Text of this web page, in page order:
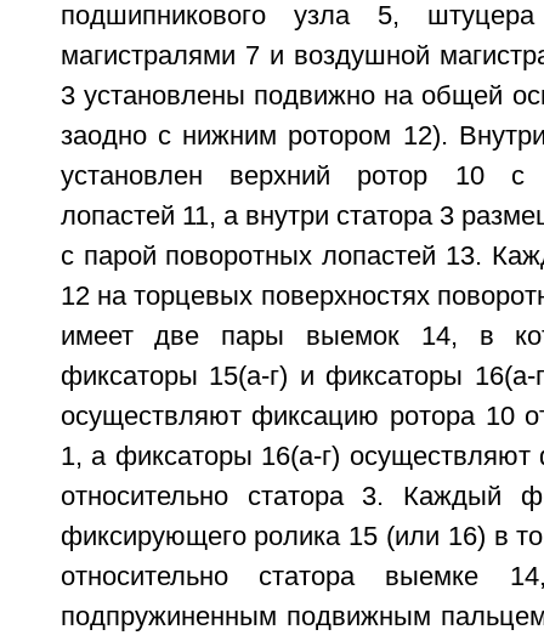
подшипникового узла 5,
магистралями 7 и воздушной
3 установлены подвижно на общей
заодно с нижним ротором 12).
установлен верхний ротор 10 с
лопастей 11, а внутри статора 3
с парой поворотных лопастей 13.
12 на торцевых поверхностях
имеет две пары выемок 14, в
фиксаторы 15(а-г) и фиксаторы 16(а-
осуществляют фиксацию ротора 10
1, а фиксаторы 16(а-г)
относительно статора 3. Каждый
фиксирующего ролика 15 (или 16) в
относительно статора выемке
подпружиненным подвижным